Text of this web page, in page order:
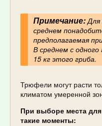
Примечание:Для
среднем
предполагаемая
В среднем с
15 кг этого гриба.
Трюфели могут расти
климатом умеренной
При выборе места
такие моменты: